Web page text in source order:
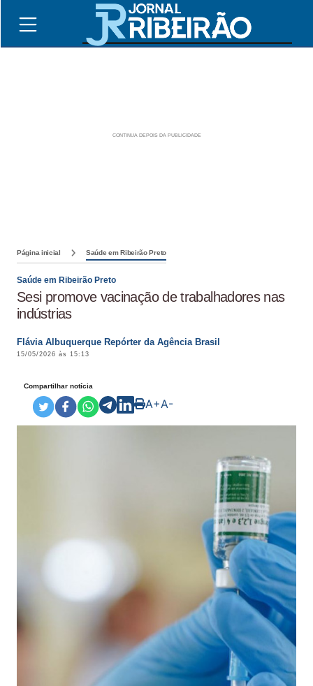
Página inicial Saúde em Ribeirão Preto
Saúde em Ribeirão Preto
Sesi promove vacinação de trabalhadores nas
indústrias
Flávia Albuquerque Repórter da Agência Brasil
15/05/2026 às 15:13
Compartilhar notícia
A+A-